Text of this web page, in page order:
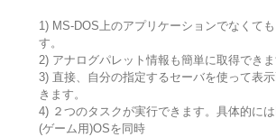
1) MS-DOS上のアプリケーションでなくて
す。
2) アナログパレット情報も簡単に取得できま
3) 直接、自分の指定するセーバを使って表
きます。
4) ２つのタスクが実行できます。具体的に
(ゲーム用)OSを同時